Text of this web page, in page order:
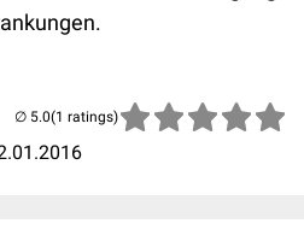
(1 ratings)